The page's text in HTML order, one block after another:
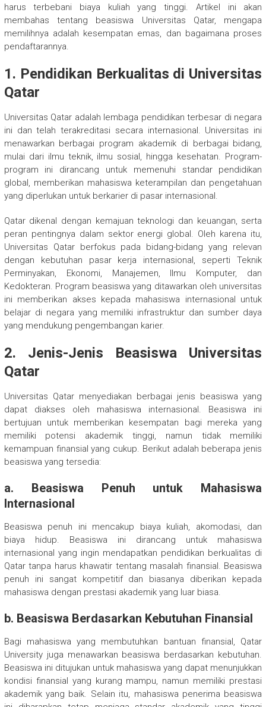
harus terbebani biaya kuliah yang tinggi. Artikel ini akan
membahas tentang beasiswa Universitas Qatar, mengapa
memilihnya adalah kesempatan emas, dan bagaimana proses
pendaftarannya.
1. Pendidikan Berkualitas di Universitas
Qatar
Universitas Qatar adalah lembaga pendidikan terbesar di negara
ini dan telah terakreditasi secara internasional. Universitas ini
menawarkan berbagai program akademik di berbagai bidang,
mulai dari ilmu teknik, ilmu sosial, hingga kesehatan. Program-
program ini dirancang untuk memenuhi standar pendidikan
global, memberikan mahasiswa keterampilan dan pengetahuan
yang diperlukan untuk berkarier di pasar internasional.
Qatar dikenal dengan kemajuan teknologi dan keuangan, serta
peran pentingnya dalam sektor energi global. Oleh karena itu,
Universitas Qatar berfokus pada bidang-bidang yang relevan
dengan kebutuhan pasar kerja internasional, seperti Teknik
Perminyakan, Ekonomi, Manajemen, Ilmu Komputer, dan
Kedokteran. Program beasiswa yang ditawarkan oleh universitas
ini memberikan akses kepada mahasiswa internasional untuk
belajar di negara yang memiliki infrastruktur dan sumber daya
yang mendukung pengembangan karier.
2. Jenis-Jenis Beasiswa Universitas
Qatar
Universitas Qatar menyediakan berbagai jenis beasiswa yang
dapat diakses oleh mahasiswa internasional. Beasiswa ini
bertujuan untuk memberikan kesempatan bagi mereka yang
memiliki potensi akademik tinggi, namun tidak memiliki
kemampuan finansial yang cukup. Berikut adalah beberapa jenis
beasiswa yang tersedia:
a. Beasiswa Penuh untuk Mahasiswa
Internasional
Beasiswa penuh ini mencakup biaya kuliah, akomodasi, dan
biaya hidup. Beasiswa ini dirancang untuk mahasiswa
internasional yang ingin mendapatkan pendidikan berkualitas di
Qatar tanpa harus khawatir tentang masalah finansial. Beasiswa
penuh ini sangat kompetitif dan biasanya diberikan kepada
mahasiswa dengan prestasi akademik yang luar biasa.
b. Beasiswa Berdasarkan Kebutuhan Finansial
Bagi mahasiswa yang membutuhkan bantuan finansial, Qatar
University juga menawarkan beasiswa berdasarkan kebutuhan.
Beasiswa ini ditujukan untuk mahasiswa yang dapat menunjukkan
kondisi finansial yang kurang mampu, namun memiliki prestasi
akademik yang baik. Selain itu, mahasiswa penerima beasiswa